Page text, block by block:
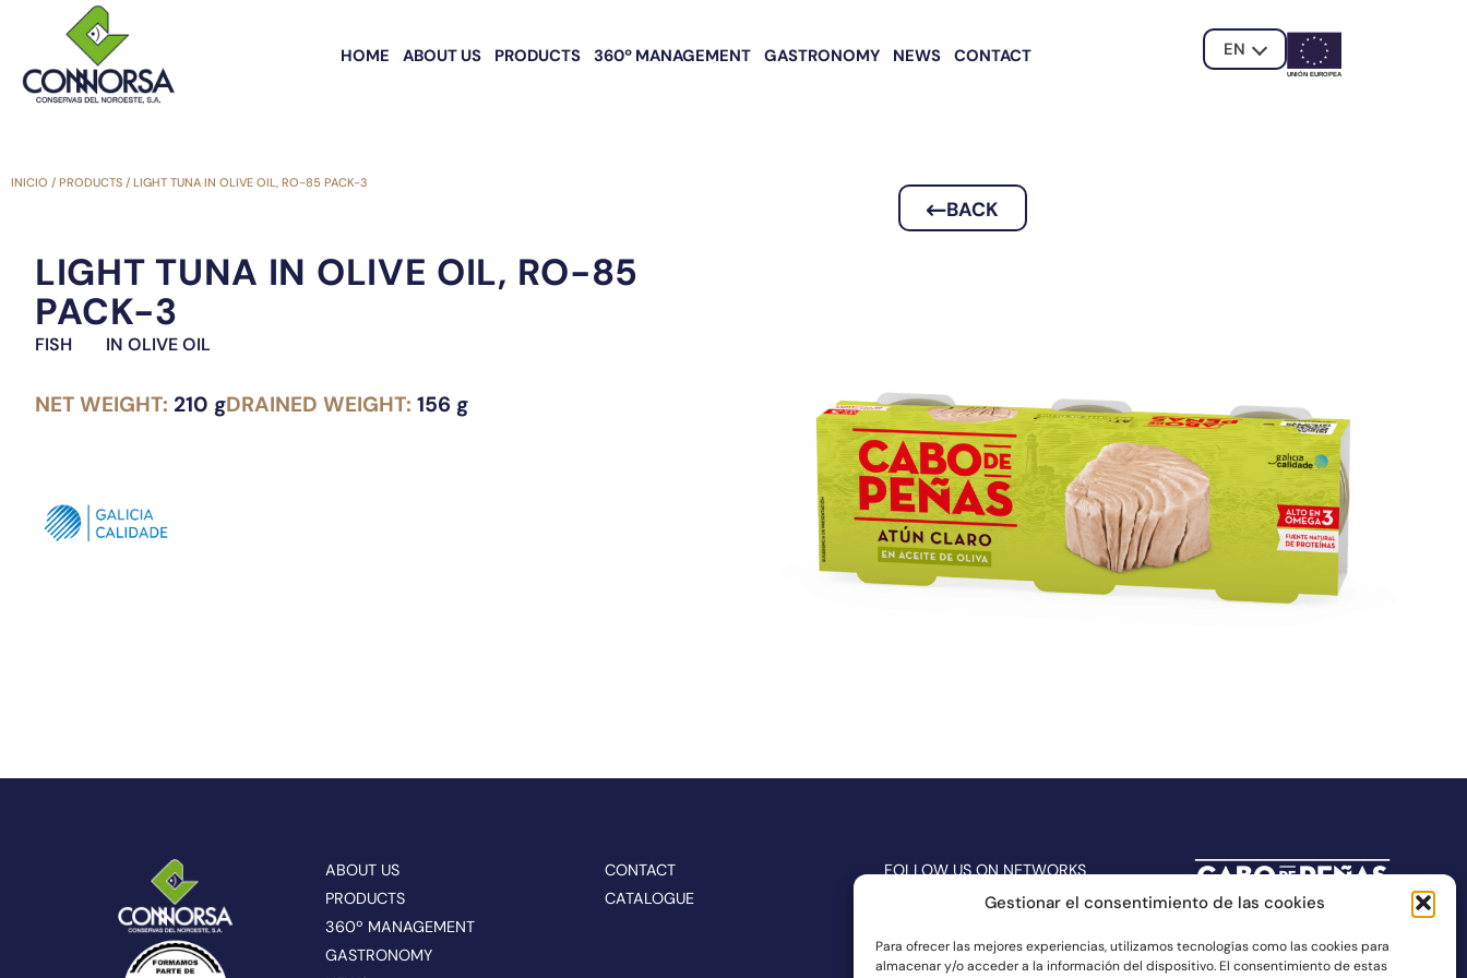
Gestionar el consentimiento de las cookies
Para ofrecer las mejores experiencias, utilizamos tecnologías como las cookies para
almacenar y/o acceder a la información del dispositivo. El consentimiento de estas
HOME ABOUT US PRODUCTS 360º MANAGEMENT GASTRONOMY NEWS CONTACT EN
UNIÓN EUROPEA
INICIO / PRODUCTS / LIGHT TUNA IN OLIVE OIL, RO-85 PACK-3
BACK
LIGHT TUNA IN OLIVE OIL, RO-85
PACK-3
FISH IN OLIVE OIL
NET WEIGHT: 210 gDRAINED WEIGHT: 156 g
ABOUT US
PRODUCTS
360º MANAGEMENT
GASTRONOMY
CONTACT
CATALOGUE
FOLLOW US ON NETWORKS